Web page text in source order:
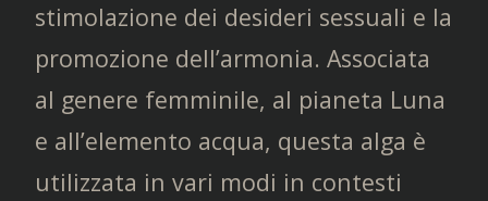
stimolazione dei desideri sessuali e la
promozione dell’armonia. Associata
al genere femminile, al pianeta Luna
e all’elemento acqua, questa alga è
utilizzata in vari modi in contesti